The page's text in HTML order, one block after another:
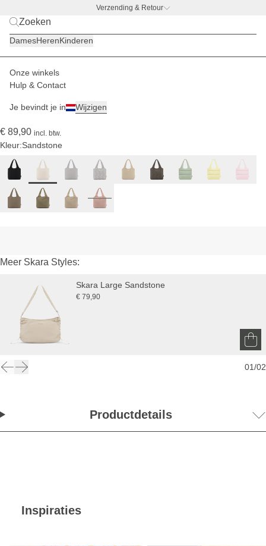
Verzending & Retour
DamesHerenKinderen
Onze winkels
Hulp & Contact
Je bevindt je in Wijzigen
Dames Tassen
€ 89,90 incl. btw.
Kleur:Sandstone
Meer Skara Styles:
Skara Large Sandstone
€ 79,90
01/02
Productdetails
Inspiraties